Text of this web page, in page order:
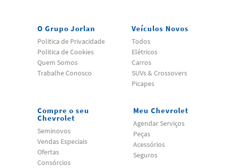
O Grupo Jorlan
Politica de Privacidade
Politica de Cookies
Quem Somos
Trabalhe Conosco
Veículos Novos
Todos
Elétricos
Carros
SUVs & Crossovers
Picapes
Compre o seu
Chevrolet
Seminovos
Vendas Especiais
Ofertas
Consórcios
Meu Chevrolet
Agendar Serviços
Peças
Acessórios
Seguros